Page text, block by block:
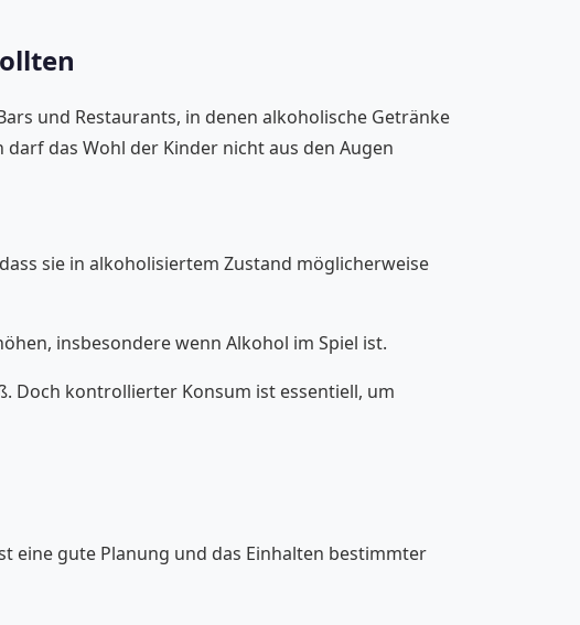
und Restaurants, in denen alkoholische Getränke
das Wohl der Kinder nicht aus den Augen
sie in alkoholisiertem Zustand möglicherweise
insbesondere wenn Alkohol im Spiel ist.
Doch kontrollierter Konsum ist essentiell, um
eine gute Planung und das Einhalten bestimmter